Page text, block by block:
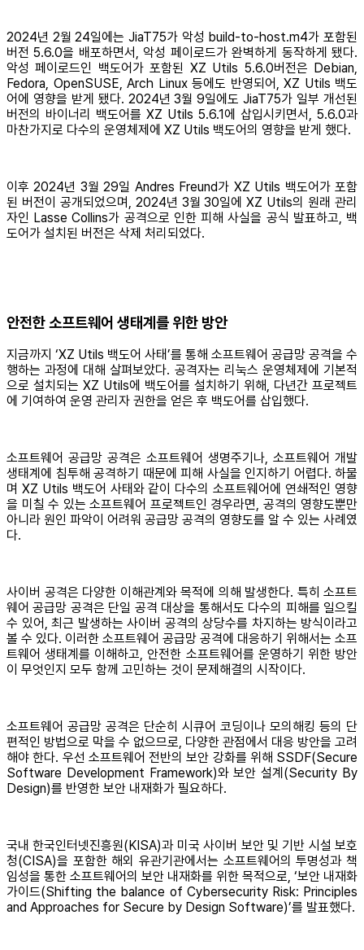
2024년 2월 24일에는 JiaT75가 악성 build-to-host.m4가 포함된
버전 5.6.0을 배포하면서, 악성 페이로드가 완벽하게 동작하게 됐다.
악성 페이로드인 백도어가 포함된 XZ Utils 5.6.0버전은 Debian,
Fedora, OpenSUSE, Arch Linux 등에도 반영되어, XZ Utils 백도
어에 영향을 받게 됐다. 2024년 3월 9일에도 JiaT75가 일부 개선된
버전의 바이너리 백도어를 XZ Utils 5.6.1에 삽입시키면서, 5.6.0과
마찬가지로 다수의 운영체제에 XZ Utils 백도어의 영향을 받게 했다.
이후 2024년 3월 29일 Andres Freund가 XZ Utils 백도어가 포함
된 버전이 공개되었으며, 2024년 3월 30일에 XZ Utils의 원래 관리
자인 Lasse Collins가 공격으로 인한 피해 사실을 공식 발표하고, 백
도어가 설치된 버전은 삭제 처리되었다.
안전한 소프트웨어 생태계를 위한 방안
지금까지 ‘XZ Utils 백도어 사태’를 통해 소프트웨어 공급망 공격을 수
행하는 과정에 대해 살펴보았다. 공격자는 리눅스 운영체제에 기본적
으로 설치되는 XZ Utils에 백도어를 설치하기 위해, 다년간 프로젝트
에 기여하여 운영 관리자 권한을 얻은 후 백도어를 삽입했다.
소프트웨어 공급망 공격은 소프트웨어 생명주기나, 소프트웨어 개발
생태계에 침투해 공격하기 때문에 피해 사실을 인지하기 어렵다. 하물
며 XZ Utils 백도어 사태와 같이 다수의 소프트웨어에 연쇄적인 영향
을 미칠 수 있는 소프트웨어 프로젝트인 경우라면, 공격의 영향도뿐만
아니라 원인 파악이 어려워 공급망 공격의 영향도를 알 수 있는 사례였
다.
사이버 공격은 다양한 이해관계와 목적에 의해 발생한다. 특히 소프트
웨어 공급망 공격은 단일 공격 대상을 통해서도 다수의 피해를 일으킬
수 있어, 최근 발생하는 사이버 공격의 상당수를 차지하는 방식이라고
볼 수 있다. 이러한 소프트웨어 공급망 공격에 대응하기 위해서는 소프
트웨어 생태계를 이해하고, 안전한 소프트웨어를 운영하기 위한 방안
이 무엇인지 모두 함께 고민하는 것이 문제해결의 시작이다.
소프트웨어 공급망 공격은 단순히 시큐어 코딩이나 모의해킹 등의 단
편적인 방법으로 막을 수 없으므로, 다양한 관점에서 대응 방안을 고려
해야 한다. 우선 소프트웨어 전반의 보안 강화를 위해 SSDF(Secure
Software Development Framework)와 보안 설계(Security By
Design)를 반영한 보안 내재화가 필요하다.
국내 한국인터넷진흥원(KISA)과 미국 사이버 보안 및 기반 시설 보호
청(CISA)을 포함한 해외 유관기관에서는 소프트웨어의 투명성과 책
임성을 통한 소프트웨어의 보안 내재화를 위한 목적으로, ‘보안 내재화
가이드(Shifting the balance of Cybersecurity Risk: Principles
and Approaches for Secure by Design Software)’를 발표했다.